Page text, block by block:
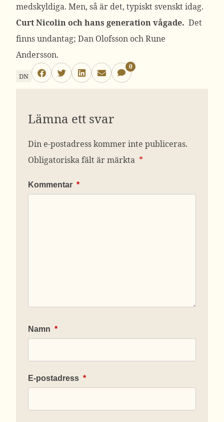
medskyldiga. Men, så är det, typiskt svenskt idag.
Curt Nicolin och hans generation vågade. Det
finns undantag; Dan Olofsson och Rune
Andersson.
DN
0
Lämna ett svar
Din e-postadress kommer inte publiceras.
Obligatoriska fält är märkta *
Kommentar *
Namn *
E-postadress *